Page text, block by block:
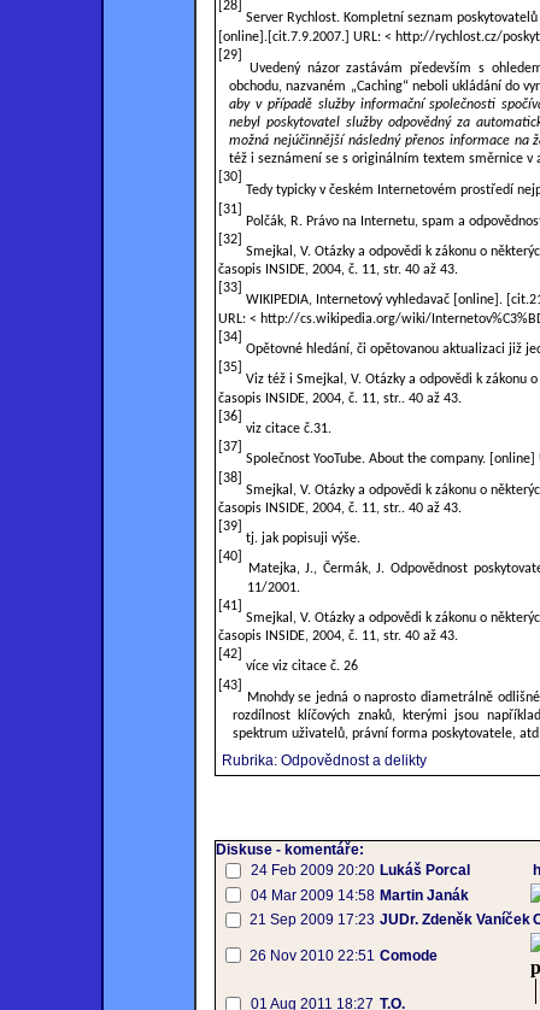
[28]
Server Rychlost. Kompletní seznam
[online].[cit.7.9.2007.] URL: < http://rychlost.cz/
[29]
Uvedený názor zastávám především s
obchodu, nazvaném „Caching“ neboli ukládání do
aby v případě služby informační společnosti
nebyl poskytovatel služby odpovědný za
možná nejúčinnější následný přenos informace na
též i seznámení se s originálním textem směrnice v
[30]
Tedy typicky v českém Internetovém prostředí
[31]
Polčák, R. Právo na Internetu, spam a
[32]
Smejkal, V. Otázky a odpovědi k zákonu o
časopis INSIDE, 2004, č. 11, str. 40 až 43.
[33]
WIKIPEDIA, Internetový vyhledavač [online].
URL: < http://cs.wikipedia.org/wiki/
[34]
Opětovné hledání, či opětovanou aktualizaci již
[35]
Viz též i Smejkal, V. Otázky a odpovědi k zákonu
časopis INSIDE, 2004, č. 11, str.. 40 až 43.
[36]
viz citace č.31.
[37]
Společnost YooTube. About the company.
[38]
Smejkal, V. Otázky a odpovědi k zákonu o
časopis INSIDE, 2004, č. 11, str.. 40 až 43.
[39]
tj. jak popisuji výše.
[40]
Matejka, J., Čermák, J. Odpovědnost
11/2001.
[41]
Smejkal, V. Otázky a odpovědi k zákonu o
časopis INSIDE, 2004, č. 11, str. 40 až 43.
[42]
více viz citace č. 26
[43]
Mnohdy se jedná o naprosto diametrálně
rozdílnost klíčových znaků, kterými jsou
spektrum uživatelů, právní forma poskytovatele,
Rubrika: Odpovědnost a delikty
Diskuse - komentáře:
24 Feb 2009 20:20 Lukáš Porcal
04 Mar 2009 14:58 Martin Janák
21 Sep 2009 17:23 JUDr. Zdeněk Vaníček
26 Nov 2010 22:51 Comode
01 Aug 2011 18:27 T.O.